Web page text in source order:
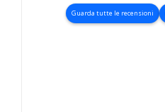
Guarda tutte le recensioni